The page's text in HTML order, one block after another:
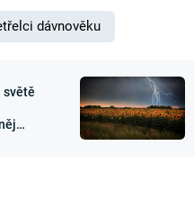
Zajímavosti
FILMY VERSUS
dávnověku
světě